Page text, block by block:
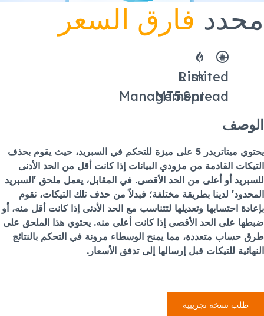
محدد فارق السعر
Limited
Spread
Risk
Management
MT5
الوصف
يحتوي ميتاتريدر 5 على ميزة للتحكم في السبريد، حيث يقوم بحذف
التيكات القادمة من مزودي البيانات إذا كانت أقل من الحد الأدنى
للسبريد أو أعلى من الحد الأقصى. في المقابل، يعمل ملحق 'السبريد
المحدود' لدينا بطريقة مختلفة؛ فبدلاً من حذف تلك التيكات، نقوم
بإعادة احتسابها وتعديلها لتتناسب مع الحد الأدنى إذا كانت أقل منه، أو
ضبطها على الحد الأقصى إذا كانت أعلى منه. يحتوي هذا الملحق على
طرق حساب متعددة، مما يمنح الوسطاء مرونة في التحكم بالنتائج
النهائية للتيكات قبل إرسالها إلى تدفق الأسعار.
طلب نسخة تجريبية